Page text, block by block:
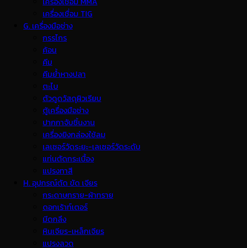
เครื่องเชื่อม TIG
G. เครื่องมือช่าง
กรรไกร
ค้อน
คีม
คีมย้ำหางปลา
ตะไบ
ตัวดูดวัสดุผิวเรียบ
ตู้เครื่องมือช่าง
ปากกาจับชิ้นงาน
เครื่องยิงกล่องใช้ลม
เลเซอร์วัดระยะ-เลเซอร์วัดระดับ
แท่นตัดกระเบื้อง
แปรงทาสี
H. อุปกรณ์ตัด ขัด เจียร
กระดาษทราย-ผ้าทราย
ดอกเร้าท์เตอร์
มีดกลึง
หินเจียร-เหล็กเจียร
แปรงลวด